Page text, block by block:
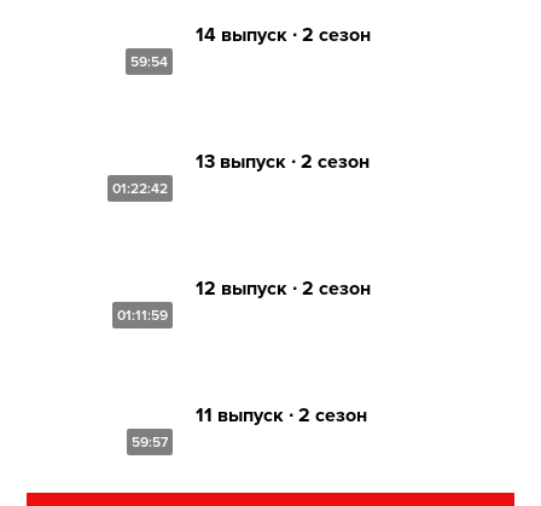
59:54
14 выпуск ∙ 2 сезон
01:22:42
13 выпуск ∙ 2 сезон
01:11:59
12 выпуск ∙ 2 сезон
59:57
11 выпуск ∙ 2 сезон